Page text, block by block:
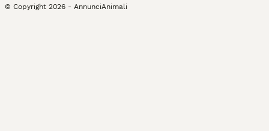
© Copyright 2026 - AnnunciAnimali